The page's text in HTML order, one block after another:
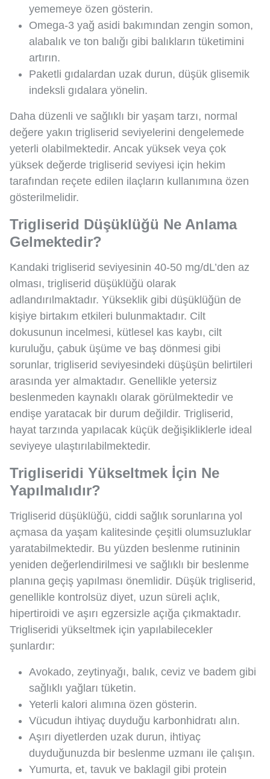
yememeye özen gösterin.
Omega-3 yağ asidi bakımından zengin somon,
alabalık ve ton balığı gibi balıkların tüketimini
artırın.
Paketli gıdalardan uzak durun, düşük glisemik
indeksli gıdalara yönelin.
Daha düzenli ve sağlıklı bir yaşam tarzı, normal
değere yakın trigliserid seviyelerini dengelemede
yeterli olabilmektedir. Ancak yüksek veya çok
yüksek değerde trigliserid seviyesi için hekim
tarafından reçete edilen ilaçların kullanımına özen
gösterilmelidir.
Trigliserid Düşüklüğü Ne Anlama
Gelmektedir?
Kandaki trigliserid seviyesinin 40-50 mg/dL’den az
olması, trigliserid düşüklüğü olarak
adlandırılmaktadır. Yükseklik gibi düşüklüğün de
kişiye birtakım etkileri bulunmaktadır. Cilt
dokusunun incelmesi, kütlesel kas kaybı, cilt
kuruluğu, çabuk üşüme ve baş dönmesi gibi
sorunlar, trigliserid seviyesindeki düşüşün belirtileri
arasında yer almaktadır. Genellikle yetersiz
beslenmeden kaynaklı olarak görülmektedir ve
endişe yaratacak bir durum değildir. Trigliserid,
hayat tarzında yapılacak küçük değişikliklerle ideal
seviyeye ulaştırılabilmektedir.
Trigliseridi Yükseltmek İçin Ne
Yapılmalıdır?
Trigliserid düşüklüğü, ciddi sağlık sorunlarına yol
açmasa da yaşam kalitesinde çeşitli olumsuzluklar
yaratabilmektedir. Bu yüzden beslenme rutininin
yeniden değerlendirilmesi ve sağlıklı bir beslenme
planına geçiş yapılması önemlidir. Düşük trigliserid,
genellikle kontrolsüz diyet, uzun süreli açlık,
hipertiroidi ve aşırı egzersizle açığa çıkmaktadır.
Trigliseridi yükseltmek için yapılabilecekler
şunlardır:
Avokado, zeytinyağı, balık, ceviz ve badem gibi
sağlıklı yağları tüketin.
Yeterli kalori alımına özen gösterin.
Vücudun ihtiyaç duyduğu karbonhidratı alın.
Aşırı diyetlerden uzak durun, ihtiyaç
duyduğunuzda bir beslenme uzmanı ile çalışın.
Yumurta, et, tavuk ve baklagil gibi protein